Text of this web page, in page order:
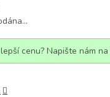
cenu? Napište nám na